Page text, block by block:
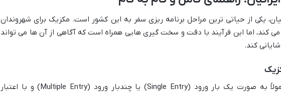
یکی از حیاتی ترین مراحل برنامه ریزی سفر به این کشور است. مکزیک برای شهروندان
می کند، اما این فرآیند با دقت و سخت گیری هایی همراه است که آگاهی از آن ها می تواند
کند.
ویزای توریستی مکزیک معمولاً به صورت یک بار ورود (Single Entry) یا چندبار ورود (Multiple Entry) و با اعتبار